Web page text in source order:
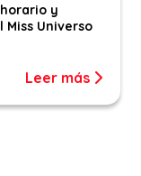
y
Miss Universo
Leer más